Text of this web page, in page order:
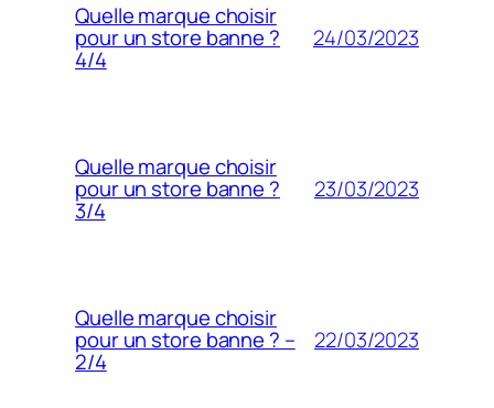
Quelle marque choisir
pour un store banne ?
4/4
24/03/2023
Quelle marque choisir
pour un store banne ?
3/4
23/03/2023
Quelle marque choisir
pour un store banne ? –
2/4
22/03/2023